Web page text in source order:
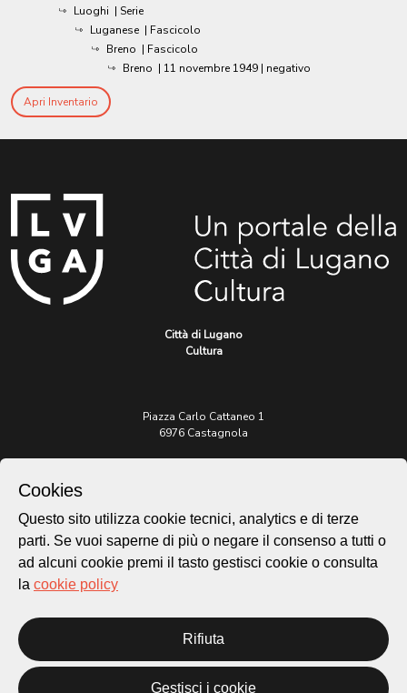
Luoghi | Serie
Luganese | Fascicolo
Breno | Fascicolo
Breno | 11 novembre 1949 | negativo
Apri Inventario
Città di Lugano
Cultura
Piazza Carlo Cattaneo 1
6976 Castagnola
patrimonio@lugano.ch
t. +41 58 866 68 50
Sito istituzionale:
Privacy Policy
Credits
Homepage
Cookies
Questo sito utilizza cookie tecnici, analytics e di terze
parti. Se vuoi saperne di più o negare il consenso a tutti o
ad alcuni cookie premi il tasto gestisci cookie o consulta
la cookie policy
Rifiuta
Gestisci i cookie